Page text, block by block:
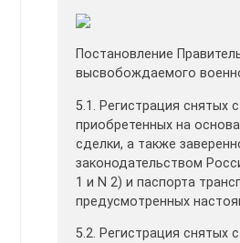
Постановление
высвобождаемого
5.1. Регистрация снятых
приобретенных на
сделки, а также
законодательством
1 и N 2) и паспорта
предусмотренных
5.2. Регистрация снятых